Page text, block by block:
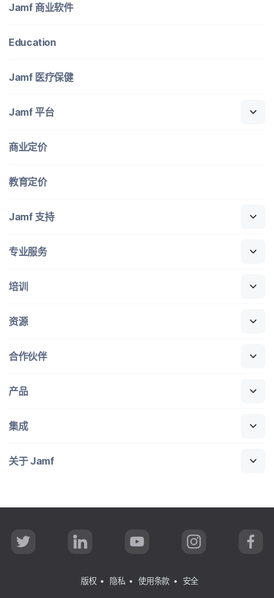
Jamf 商业​软件
Education
Jamf 医​疗​保健
Jamf平台
商业定​价
教育定​价
Jamf 支持
专业​服务
培训
资源
合作​伙伴
产品
集成
关于Jamf
版权 隐私 使用条款 安全
T
w
L
i
e
d
Y
o
u
b
I
n
a
g
F
a